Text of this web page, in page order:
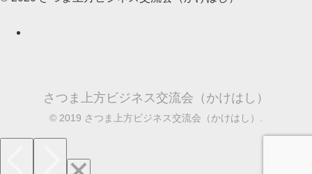
さつま上方ビジネス交流会（かけはし）
© 2019 さつま上方ビジネス交流会（かけはし）.